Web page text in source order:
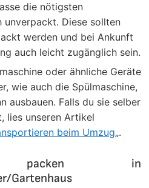
die nötigsten
unverpackt. Diese sollten
werden und bei Ankunft
auch leicht zugänglich sein.
oder ähnliche Geräte
wie auch die Spülmaschine,
ausbauen. Falls du sie selber
lies unseren Artikel
beim Umzug„.
packen in
Gartenhaus